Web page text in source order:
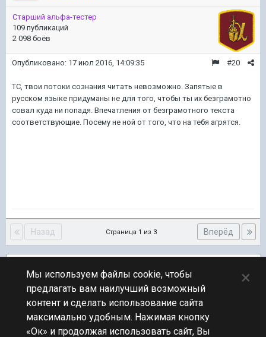
Старший альфа-тестер
109 публикаций
2 098 боёв
#20
Опубликовано: 17 июл 2016, 14:09:35
ТС, твои потоки сознания читать невозможно. Запятые в
русском языке придуманы не для того, чтобы ты их безграмотно
совал куда ни попадя. Впечатления от безграмотного текста
соответствующие. Посему не ной от того, что на тебя агрятся.
Назад Вперёд
Страница 1 из 3
ПЕРЕЙТИ К СПИСКУ ТЕМ
Обсуждение Мира Кораблей
Мы используем файлы cookie, чтобы
предлагать вам наилучший возможный
контент и сделать использование сайта
максимально удобным. Нажимая кнопку
«Ок» и продолжая использовать сайт, Вы
×